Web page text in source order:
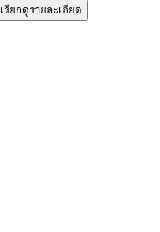
เรียกดูรายละเอียด